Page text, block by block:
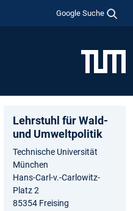
Google Suche
Lehrstuhl für Wald-
und Umweltpolitik
Technische Universität
München
Hans-Carl-v.-Carlowitz-
Platz 2
85354 Freising